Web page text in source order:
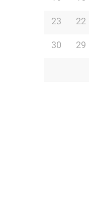
22
23
29
30